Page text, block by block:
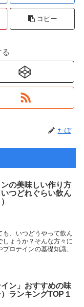
コピー
たぽ
の美味しい作り方
つどれぐらい飲ん
も、いつどうやって飲ん
ょうか？そんな方々に
ロテインの基礎知識、
イン」おすすめの味
）ランキングTOP１